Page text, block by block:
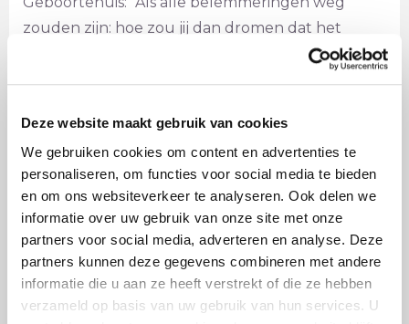
Deze website maakt gebruik van cookies
We gebruiken cookies om content en advertenties te
personaliseren, om functies voor social media te bieden
en om ons websiteverkeer te analyseren. Ook delen we
informatie over uw gebruik van onze site met onze
partners voor social media, adverteren en analyse. Deze
partners kunnen deze gegevens combineren met andere
informatie die u aan ze heeft verstrekt of die ze hebben
verzameld op basis van uw gebruik van hun services. U
zouden zijn: hoe zou jij dan dromen dat het
Geboortehuis eruit zou zien?” De game leverde
teams zijn binnen het Geboortehuis aan de slag
gegaan.
Daarnaast werden er Monitoring sessies
georganiseerd. Salsaparilla was bij deze sessies
aanwezig. Tijdens deze sessies werd de
voortgang op het traject binnen de verschillende
geledingen besproken.
Mensen begonnen met tegenzin, deze